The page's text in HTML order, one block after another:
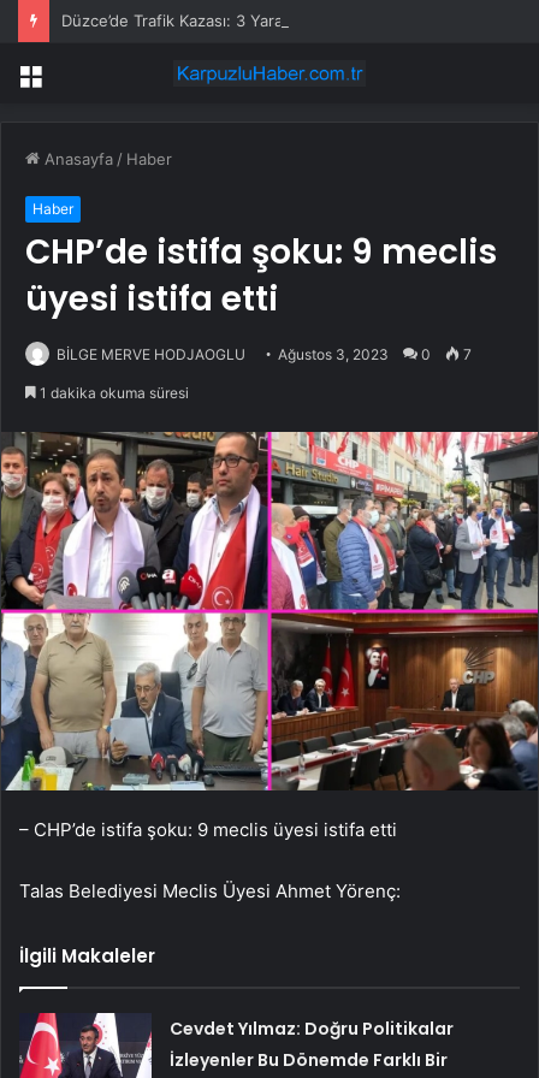
Düzce’de Trafik Kazası: 3 Yaralı
Menü
Anasayfa / Haber
Haber
CHP’de istifa şoku: 9 meclis
üyesi istifa etti
BİLGE MERVE HODJAOGLU Ağustos 3, 2023 0 7
1 dakika okuma süresi
– CHP’de istifa şoku: 9 meclis üyesi istifa etti
Talas Belediyesi Meclis Üyesi Ahmet Yörenç:
İlgili Makaleler
Cevdet Yılmaz: Doğru Politikalar
İzleyenler Bu Dönemde Farklı Bir